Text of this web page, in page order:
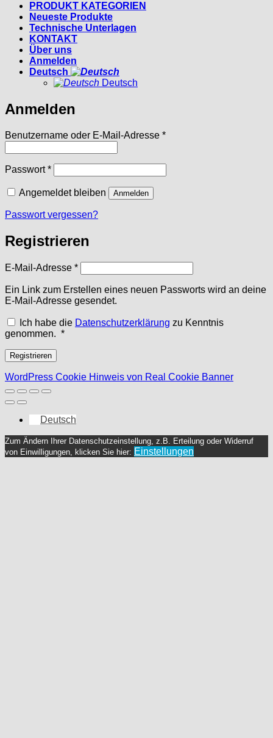
PRODUKT KATEGORIEN
Neueste Produkte
Technische Unterlagen
KONTAKT
Über uns
Anmelden
Deutsch
Deutsch
Anmelden
Benutzername oder E-Mail-Adresse *Erforderlich
Passwort*Erforderlich
Angemeldet bleiben Anmelden
Passwort vergessen?
Registrieren
E-Mail-Adresse *Erforderlich
Ein Link zum Erstellen eines neuen Passworts wird an deine
E-Mail-Adresse gesendet.
Ich habe die Datenschutzerklärung zu Kenntnis
genommen. *Erforderlich
Registrieren
WordPress Cookie Hinweis von Real Cookie Banner
Deutsch
Zum Ändern Ihrer Datenschutzeinstellung, z.B. Erteilung oder Widerruf
von Einwilligungen, klicken Sie hier: Einstellungen